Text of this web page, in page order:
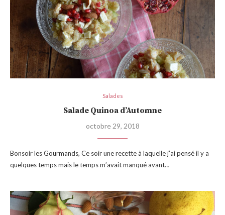
Salades
Salade Quinoa d’Automne
octobre 29, 2018
Bonsoir les Gourmands, Ce soir une recette à laquelle j’ai pensé il y a
quelques temps mais le temps m’avait manqué avant…